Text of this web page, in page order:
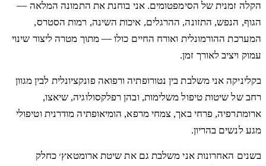
הקלה זמנית של הסימפטומים. אני בוחנת את התמונה המלאה —
הגוף, הנפש, התזונה, ההרגלים, איכות השינה, רמות הסטרס,
המערכת ההורמונלית ואורח החיים כולו — מתוך מטרה ליצור שינוי
עמוק ויציב לאורך זמן.
בקליניקה אני משלבת בין נטורופתיה ורפואה פונקציונלית לבין מגוון
רחב של שיטות טיפול משלימות, ובהן רפלקסולוגיה, שיאצו,
ארומתרפיה, פרחי באך, צמחי מרפא, הומיאופתיה מודרנית וטיפולי
מגע לנשים בהריון.
בשנים האחרונות אני משלבת גם את שיטת ארומטאץ׳ כחלק